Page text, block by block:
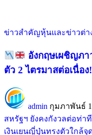
ข่าวสำคัญหุ้นและข่าวต่า
อังกฤษเผชิญภา
ตัว 2 ไตรมาสต่อเนื่อง!
admin กุมภาพันธ์
สหรัฐฯ ยังคงกังวลต่อท่า
เงินเยนญี่ปุ่นทรงตัวใกล้จุ